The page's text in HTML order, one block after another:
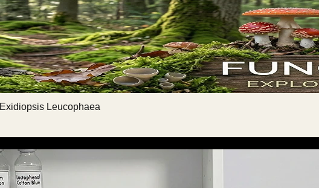
Exidiopsis Leucophaea